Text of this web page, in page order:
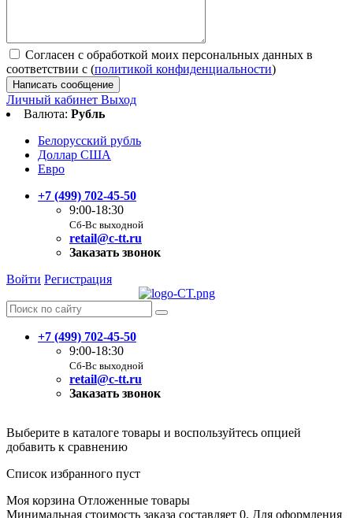
Согласен с обработкой моих персональных данных в
соответствии с (политикой конфиденциальности)
Написать сообщение
Личный кабинет Выход
Валюта: Рубль
Белорусский рубль
Доллар США
Евро
+7 (499) 702-45-50
9:00-18:30
Сб-Вс выходной
retail@c-tt.ru
Заказать звонок
Войти Регистрация
+7 (499) 702-45-50
9:00-18:30
Сб-Вс выходной
retail@c-tt.ru
Заказать звонок
Выберите в каталоге товары и воспользуйтесь опцией
добавить к сравнению
Список избранного пуст
Моя корзина Отложенные товары
Минимальная стоимость заказа составляет 0. Для оформления